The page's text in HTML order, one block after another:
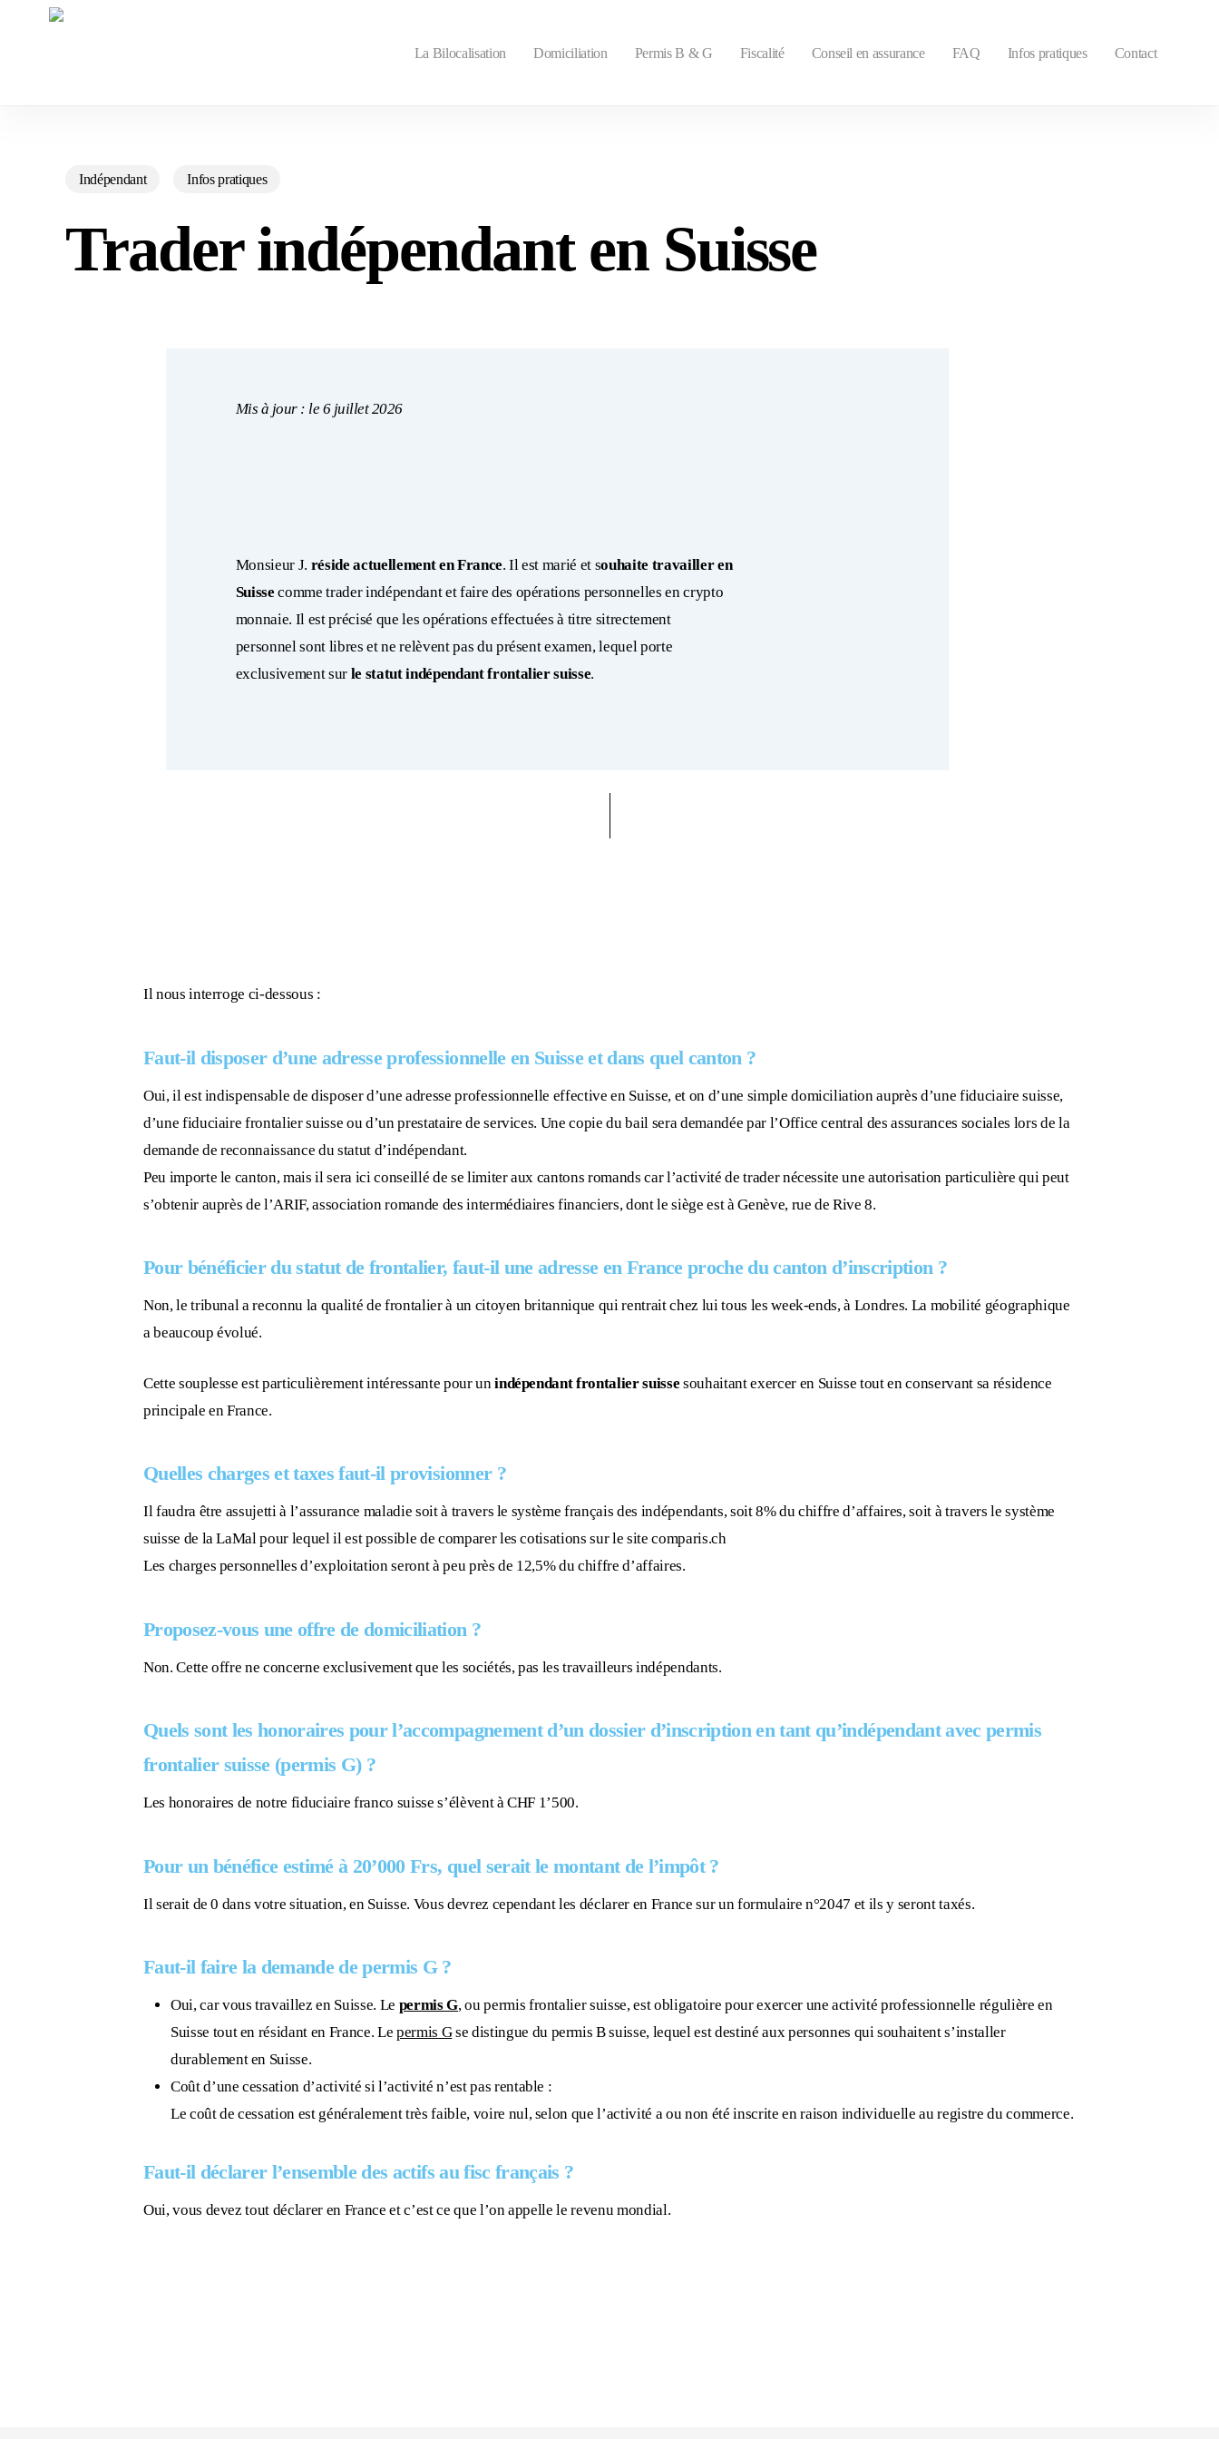
La Bilocalisation Domiciliation Permis B & G Fiscalité Conseil en assurance FAQ Infos pratiques Contact
Indépendant Infos pratiques
Trader indépendant en Suisse
Mis à jour : le 6 juillet 2026
Monsieur J. réside actuellement en France. Il est marié et souhaite travailler en
Suisse comme trader indépendant et faire des opérations personnelles en crypto
monnaie. Il est précisé que les opérations effectuées à titre sitrectement
personnel sont libres et ne relèvent pas du présent examen, lequel porte
exclusivement sur le statut indépendant frontalier suisse.
Il nous interroge ci-dessous :
Faut-il disposer d’une adresse professionnelle en Suisse et dans quel canton ?
Oui, il est indispensable de disposer d’une adresse professionnelle effective en Suisse, et on d’une simple domiciliation auprès d’une fiduciaire suisse,
d’une fiduciaire frontalier suisse ou d’un prestataire de services. Une copie du bail sera demandée par l’Office central des assurances sociales lors de la
demande de reconnaissance du statut d’indépendant.
Peu importe le canton, mais il sera ici conseillé de se limiter aux cantons romands car l’activité de trader nécessite une autorisation particulière qui peut
s’obtenir auprès de l’ARIF, association romande des intermédiaires financiers, dont le siège est à Genève, rue de Rive 8.
Pour bénéficier du statut de frontalier, faut-il une adresse en France proche du canton d’inscription ?
Non, le tribunal a reconnu la qualité de frontalier à un citoyen britannique qui rentrait chez lui tous les week-ends, à Londres. La mobilité géographique
a beaucoup évolué.
Cette souplesse est particulièrement intéressante pour unindépendant frontalier suisse souhaitant exercer en Suisse tout en conservant sa résidence
principale en France.
Quelles charges et taxes faut-il provisionner ?
Il faudra être assujetti à l’assurance maladie soit à travers le système français des indépendants, soit 8% du chiffre d’affaires, soit à travers le système
suisse de la LaMal pour lequel il est possible de comparer les cotisations sur le site comparis.ch
Les charges personnelles d’exploitation seront à peu près de 12,5% du chiffre d’affaires.
Proposez-vous une offre de domiciliation ?
Non. Cette offre ne concerne exclusivement que les sociétés, pas les travailleurs indépendants.
Quels sont les honoraires pour l’accompagnement d’un dossier d’inscription en tant qu’indépendant avec permis
frontalier suisse (permis G) ?
Les honoraires de notre fiduciaire franco suisse s’élèvent à CHF 1’500.
Pour un bénéfice estimé à 20’000 Frs, quel serait le montant de l’impôt ?
Il serait de 0 dans votre situation, en Suisse. Vous devrez cependant les déclarer en France sur un formulaire n°2047 et ils y seront taxés.
Faut-il faire la demande de permis G ?
Oui, car vous travaillez en Suisse. Le permis G, ou permis frontalier suisse, est obligatoire pour exercer une activité professionnelle régulière en
Suisse tout en résidant en France. Le permis Gse distingue du permis B suisse, lequel est destiné aux personnes qui souhaitent s’installer
durablement en Suisse.
Coût d’une cessation d’activité si l’activité n’est pas rentable :
Le coût de cessation est généralement très faible, voire nul, selon que l’activité a ou non été inscrite en raison individuelle au registre du commerce.
Faut-il déclarer l’ensemble des actifsau fisc français ?
Oui, vous devez tout déclarer en France et c’est ce que l’on appelle le revenu mondial.